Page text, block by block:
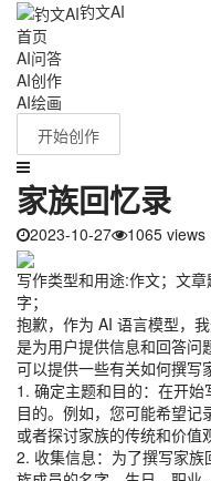
钓文AI
首页
AI问答
AI创作
AI绘画
开始创作
家族回忆录
2023-10-27 1065 views
写作类型和用途:作文；文
字；
抱歉，作为 AI 语言模型，
是为用户提供信息和回答问
可以提供一些有关如何撰写
1. 确定主题和目的：在开
目的。例如，您可能希望记
或者探讨家族的传统和价值
2. 收集信息：为了撰写家